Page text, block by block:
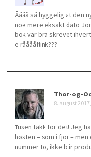
g
a
i
o
n
Åååå så hyggelig at den
noe mere eksakt dato
bok var bra skrevet
e rååååflink???
Thor-og-
8. august
Tusen takk for det! Jeg
høsten – som i fjor –
nummer to, ikke blir